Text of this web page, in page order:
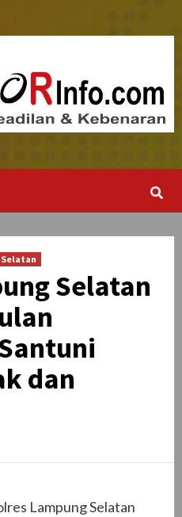
Selatan
Selatan
dan
Lampung Selatan